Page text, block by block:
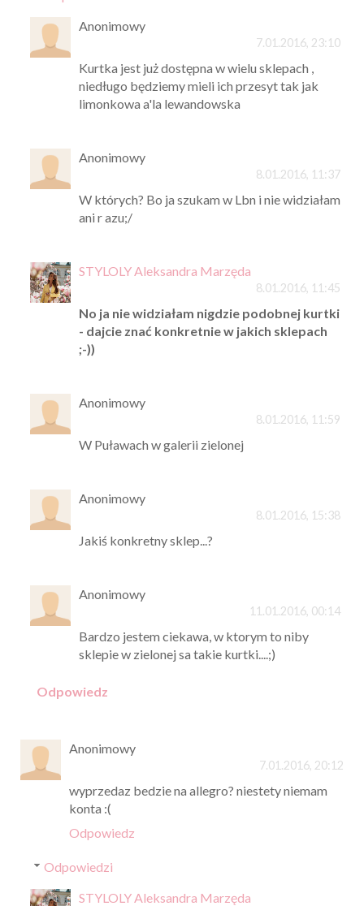
Anonimowy
7.01.2016, 23:10
Kurtka jest już dostępna w wielu sklepach ,
niedługo będziemy mieli ich przesyt tak jak
limonkowa a'la lewandowska
Anonimowy
8.01.2016, 11:37
W których? Bo ja szukam w Lbn i nie widziałam
ani r azu;/
STYLOLY Aleksandra Marzęda
8.01.2016, 11:45
No ja nie widziałam nigdzie podobnej kurtki
- dajcie znać konkretnie w jakich sklepach
;-))
Anonimowy
8.01.2016, 11:59
W Puławach w galerii zielonej
Anonimowy
8.01.2016, 15:38
Jakiś konkretny sklep...?
Anonimowy
11.01.2016, 00:14
Bardzo jestem ciekawa, w ktorym to niby
sklepie w zielonej sa takie kurtki....;)
Odpowiedz
Anonimowy
7.01.2016, 20:12
wyprzedaz bedzie na allegro? niestety niemam
konta :(
Odpowiedz
Odpowiedzi
STYLOLY Aleksandra Marzęda